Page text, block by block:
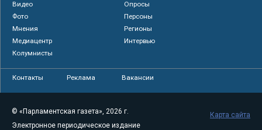
Видео
Опросы
Фото
Персоны
Мнения
Регионы
Медиацентр
Интервью
Колумнисты
Контакты Реклама Вакансии
© «Парламентская газета», 2026 г.
Электронное периодическое издание
Карта сайта